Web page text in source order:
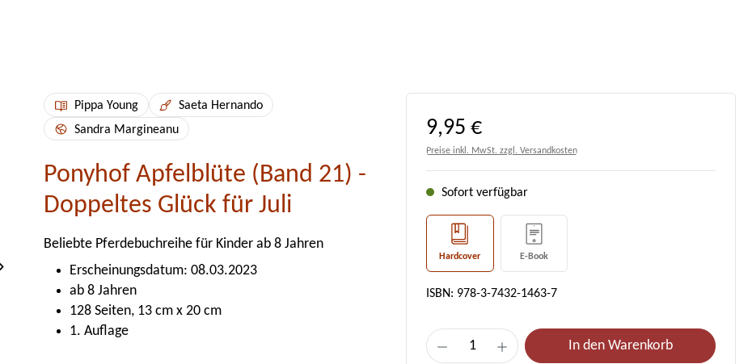
Pippa Young
Saeta Hernando
Sandra Margineanu
Ponyhof Apfelblüte (Band 21) -
Doppeltes Glück für Juli
Beliebte Pferdebuchreihe für Kinder ab 8 Jahren
Erscheinungsdatum: 08.03.2023
ab 8 Jahren
128 Seiten, 13 cm x 20 cm
1. Auflage
Regulärer Preis:
9,95 €
Preise inkl. MwSt. zzgl. Versandkosten
Sofort verfügbar
Hardcover E-Book
ISBN: 978-3-7432-1463-7
Produkt Anzahl: Gib den gewünschten
In den Warenkorb